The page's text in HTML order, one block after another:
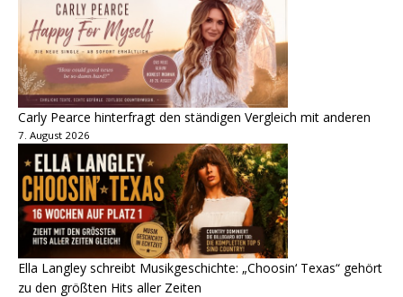
Carly Pearce hinterfragt den ständigen Vergleich mit anderen
7. August 2026
Ella Langley schreibt Musikgeschichte: „Choosin‘ Texas“ gehört
zu den größten Hits aller Zeiten